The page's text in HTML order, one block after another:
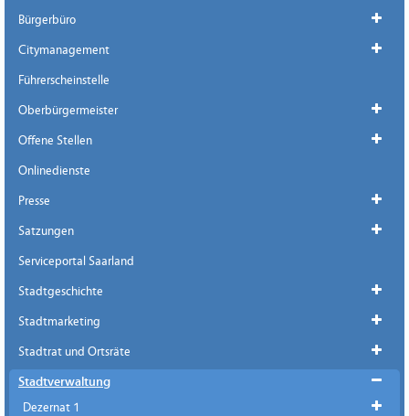
Bürgerbüro
Citymanagement
Führerscheinstelle
Oberbürgermeister
Offene Stellen
Onlinedienste
Presse
Satzungen
Serviceportal Saarland
Stadtgeschichte
Stadtmarketing
Stadtrat und Ortsräte
Stadtverwaltung
Dezernat 1